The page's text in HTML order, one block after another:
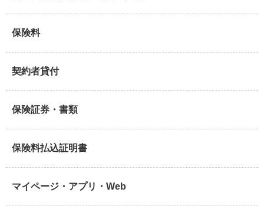
保険料
契約者貸付
保険証券・書類
保険料払込証明書
マイページ・アプリ・Web